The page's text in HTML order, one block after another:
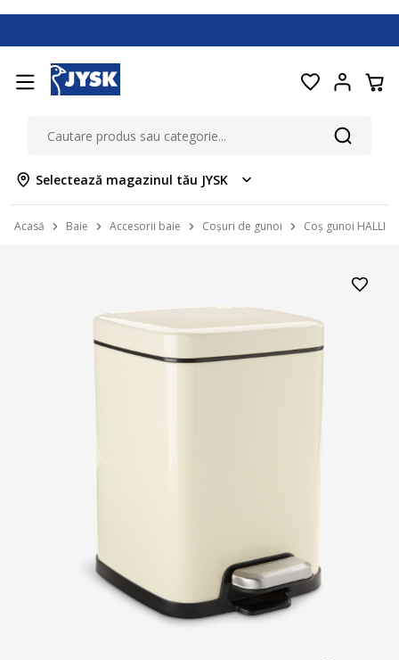
Selectează magazinul tău JYSK
Acasă Baie Accesorii baie Coșuri de gunoi Coș gunoi